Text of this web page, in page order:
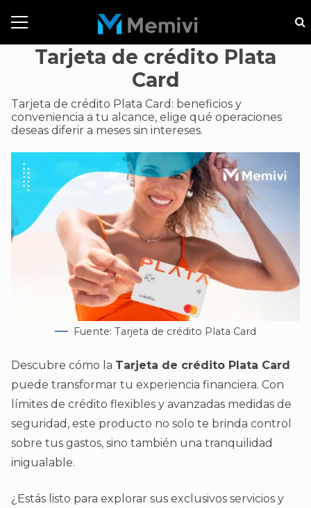
Tarjeta de crédito Plata
Card
Tarjeta de crédito Plata Card: beneficios y
conveniencia a tu alcance, elige qué operaciones
deseas diferir a meses sin intereses.
Fuente: Tarjeta de crédito Plata Card
Descubre cómo la Tarjeta de crédito Plata Card
puede transformar tu experiencia financiera. Con
límites de crédito flexibles y avanzadas medidas de
seguridad, este producto no solo te brinda control
sobre tus gastos, sino también una tranquilidad
inigualable.
¿Estás listo para explorar sus exclusivos servicios y